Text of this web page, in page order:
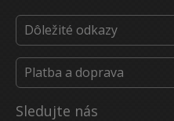
Dôležité odkazy
Platba a doprava
Sledujte nás